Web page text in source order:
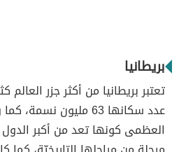
بريطانيا
تعتبر بريطانيا من أكثر جزر
عدد سكانها 63 مليون
العظمى كونها تعد من أكبر الدول